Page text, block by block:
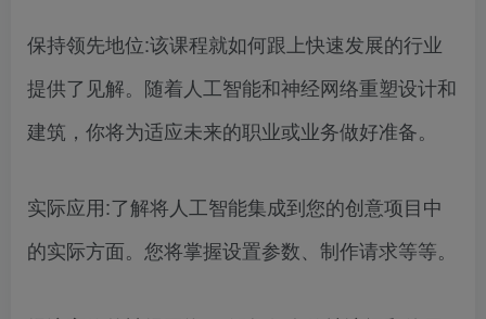
保持领先地位:该课程就如何跟上快速发展的行业
提供了见解。随着人工智能和神经网络重塑设计和
建筑，你将为适应未来的职业或业务做好准备。
实际应用:了解将人工智能集成到您的创意项目中
的实际方面。您将掌握设置参数、制作请求等等。